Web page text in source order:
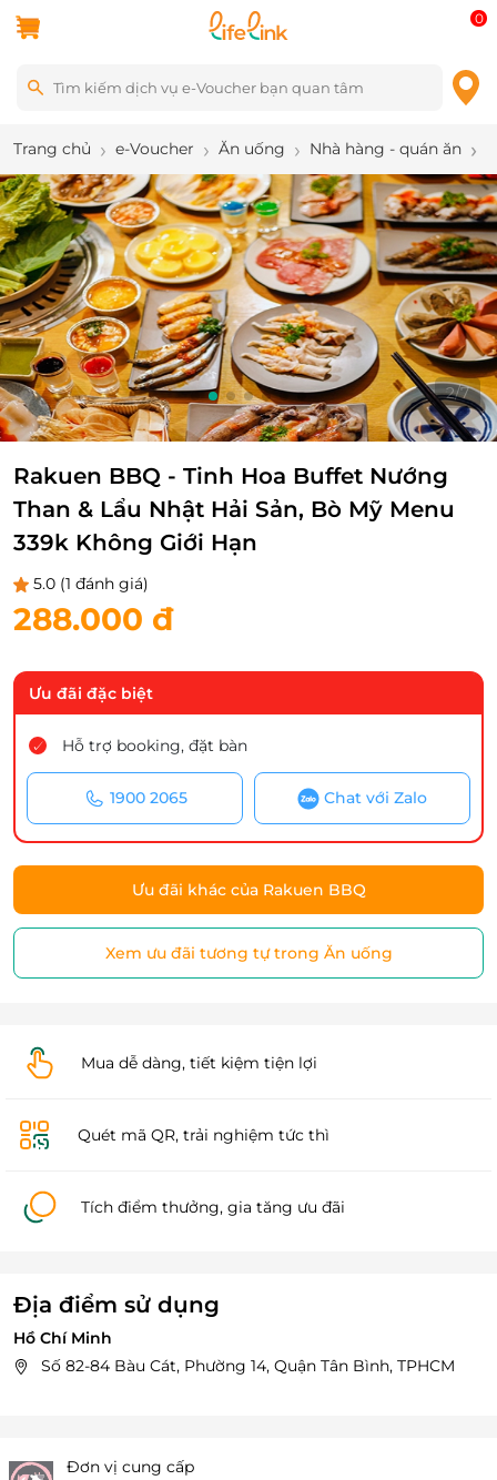
0
Trang chủ e-Voucher Ăn uống Nhà hàng - quán ăn
2/7
Rakuen BBQ - Tinh Hoa Buffet Nướng
Than & Lẩu Nhật Hải Sản, Bò Mỹ Menu
339k Không Giới Hạn
5.0 (1 đánh giá)
288.000 đ
Ưu đãi đặc biệt
Hỗ trợ booking, đặt bàn
1900 2065 Chat với Zalo
Ưu đãi khác của Rakuen BBQ
Xem ưu đãi tương tự trong Ăn uống
Mua dễ dàng, tiết kiệm tiện lợi
Quét mã QR, trải nghiệm tức thì
Tích điểm thưởng, gia tăng ưu đãi
Địa điểm sử dụng
Hồ Chí Minh
Số 82-84 Bàu Cát, Phường 14, Quận Tân Bình, TPHCM
Đơn vị cung cấp